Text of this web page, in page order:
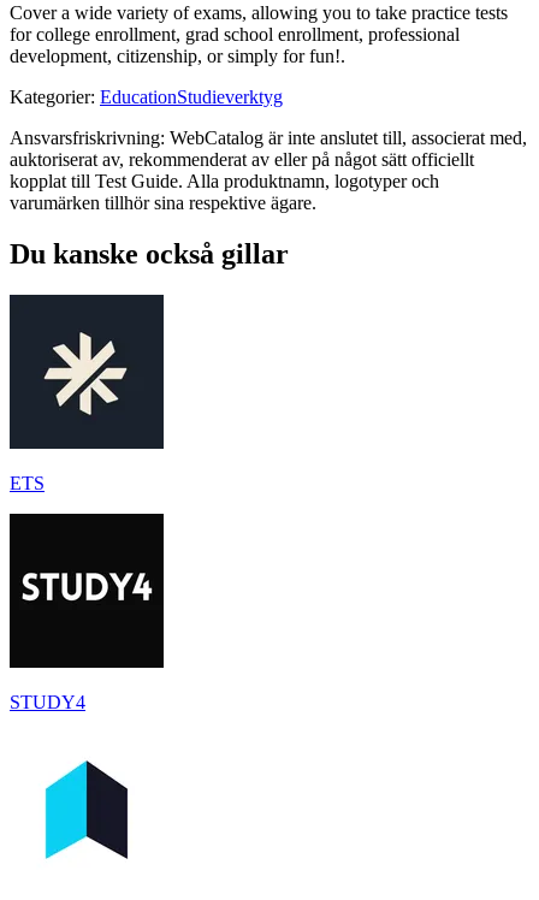
Cover a wide variety of exams, allowing you to take practice tests
for college enrollment, grad school enrollment, professional
development, citizenship, or simply for fun!.
Kategorier: EducationStudieverktyg
Ansvarsfriskrivning: WebCatalog är inte anslutet till, associerat med,
auktoriserat av, rekommenderat av eller på något sätt officiellt
kopplat till Test Guide. Alla produktnamn, logotyper och
varumärken tillhör sina respektive ägare.
Du kanske också gillar
ETS
STUDY4